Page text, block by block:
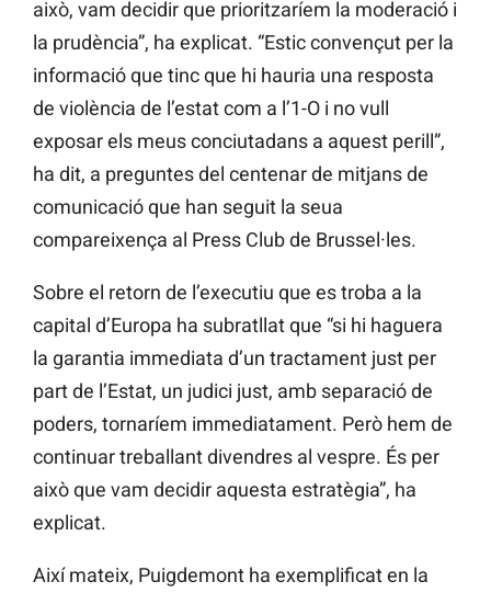
això, vam decidir que prioritzaríem la moderació i
la prudència”, ha explicat. “Estic convençut per la
informació que tinc que hi hauria una resposta
de violència de l’estat com a l’1-O i no vull
exposar els meus conciutadans a aquest perill”,
ha dit, a preguntes del centenar de mitjans de
comunicació que han seguit la seua
compareixença al Press Club de Brussel·les.
Sobre el retorn de l’executiu que es troba a la
capital d’Europa ha subratllat que “si hi haguera
la garantia immediata d’un tractament just per
part de l’Estat, un judici just, amb separació de
poders, tornaríem immediatament. Però hem de
continuar treballant divendres al vespre. És per
això que vam decidir aquesta estratègia”, ha
explicat.
Així mateix, Puigdemont ha exemplificat en la